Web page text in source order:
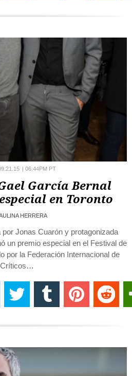
06:44PM PT
Gael García Bernal
en Toronto
HERRERA
Jonas Cuarón y protagonizada
un premio especial en el Festival de
por la Federación Internacional de
Críticos…